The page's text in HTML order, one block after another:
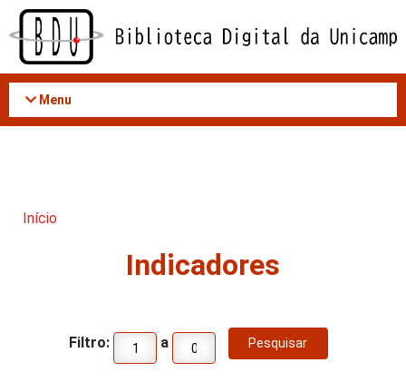
Acessar
conteúdo
Menu
Início
Indicadores
Filtro: a